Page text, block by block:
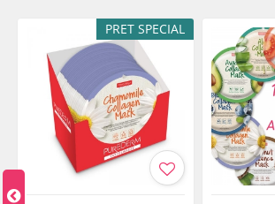
Termen de valabilitate:vezi pe ambalaj.
PRET SPECIAL